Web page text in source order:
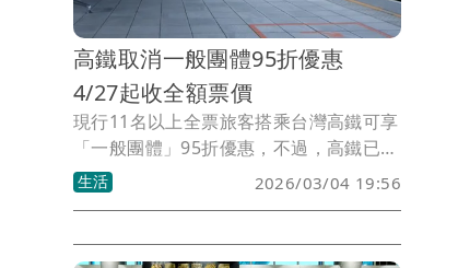
高鐵取消一般團體95折優惠
4/27起收全額票價
現行11名以上全票旅客搭乘台灣高鐵可享
「一般團體」95折優惠，不過，高鐵已修
訂旅客運送契約，3月30日起預訂4月27
日（含）後的團體票優惠剩「指定車次團
享95折優惠。
生活 2026/03/04 19:56